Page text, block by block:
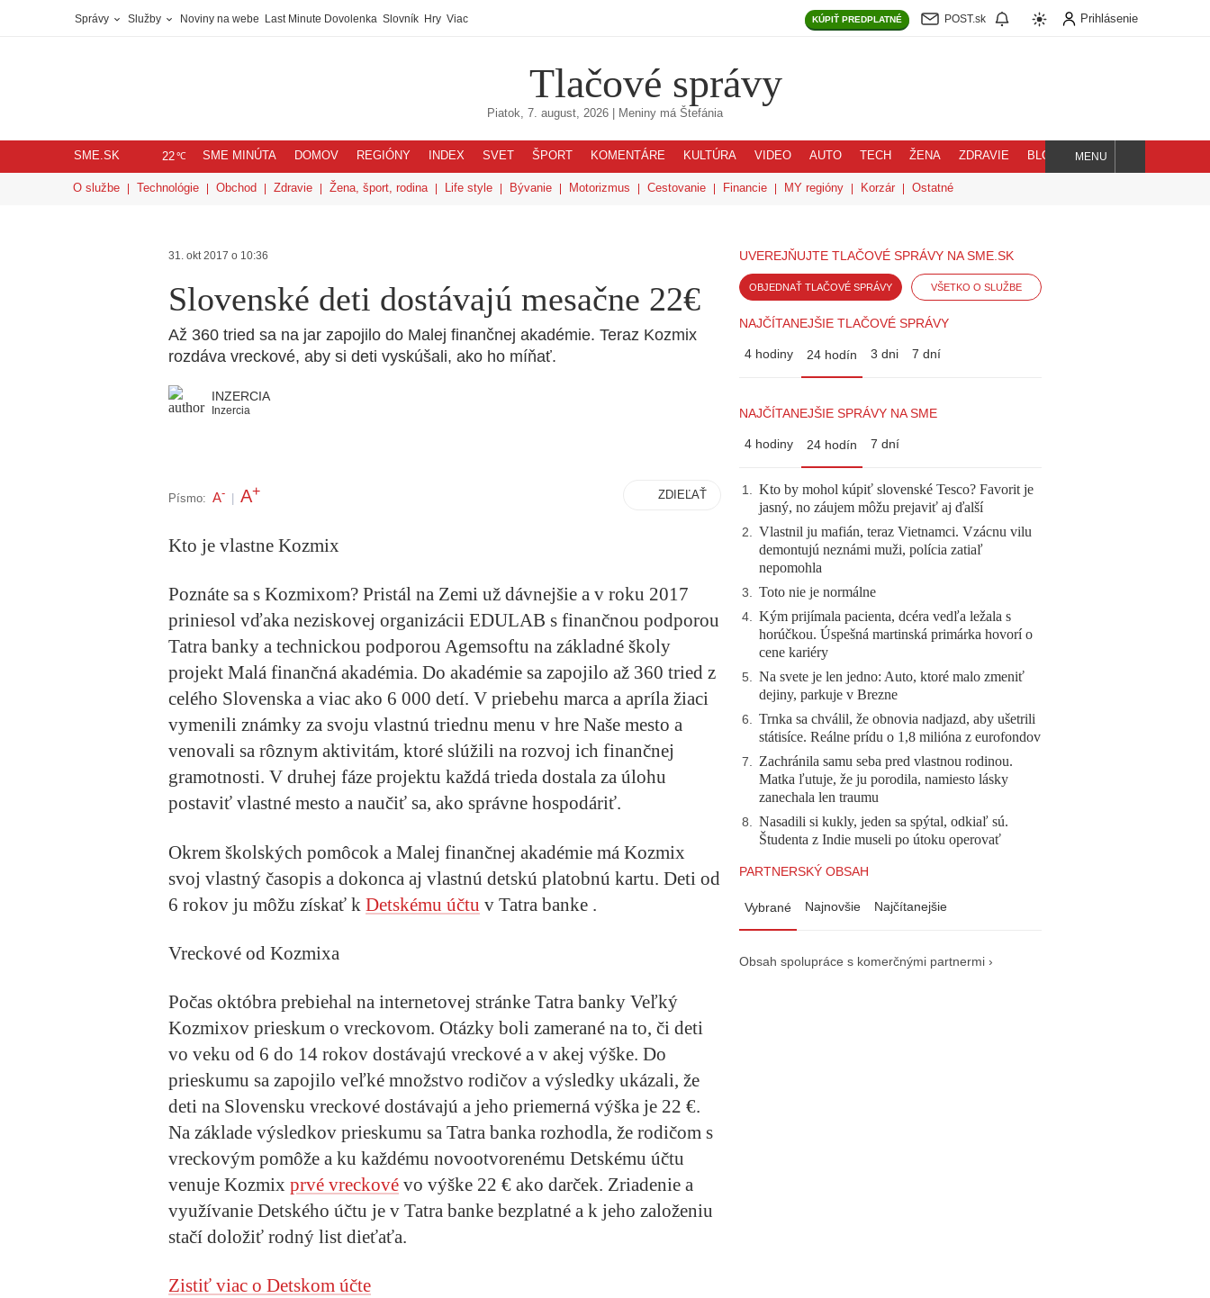
Správy Služby Noviny na webe Last Minute Dovolenka Slovník Hry Viac KÚPIŤ PREDPLATNÉ POST.sk Prihlásenie
Tlačové správy
Piatok, 7. august, 2026 | Meniny má Štefánia
SME.SK 22℃ SME MINÚTA DOMOV REGIÓNY INDEX SVET ŠPORT KOMENTÁRE KULTÚRA VIDEO AUTO TECH ŽENA ZDRAVIE BLOG
Hľadaj
MENU
O službe Technológie Obchod Zdravie Žena, šport, rodina Life style Bývanie Motorizmus Cestovanie Financie MY regióny Korzár Ostatné
31. okt 2017 o 10:36
Slovenské deti dostávajú mesačne 22€
Až 360 tried sa na jar zapojilo do Malej finančnej akadémie. Teraz Kozmix
rozdáva vreckové, aby si deti vyskúšali, ako ho míňať.
INZERCIA
Inzercia
Písmo: A- A+ ZDIEĽAŤ
Kto je vlastne Kozmix
Poznáte sa s Kozmixom? Pristál na Zemi už dávnejšie a v roku 2017
priniesol vďaka neziskovej organizácii EDULAB s finančnou podporou
Tatra banky a technickou podporou Agemsoftu na základné školy
projekt Malá finančná akadémia. Do akadémie sa zapojilo až 360 tried z
celého Slovenska a viac ako 6 000 detí. V priebehu marca a apríla žiaci
vymenili známky za svoju vlastnú triednu menu v hre Naše mesto a
venovali sa rôznym aktivitám, ktoré slúžili na rozvoj ich finančnej
gramotnosti. V druhej fáze projektu každá trieda dostala za úlohu
postaviť vlastné mesto a naučiť sa, ako správne hospodáriť.
Okrem školských pomôcok a Malej finančnej akadémie má Kozmix
svoj vlastný časopis a dokonca aj vlastnú detskú platobnú kartu. Deti od
6 rokov ju môžu získať k Detskému účtu v Tatra banke .
Vreckové od Kozmixa
Počas októbra prebiehal na internetovej stránke Tatra banky Veľký
Kozmixov prieskum o vreckovom. Otázky boli zamerané na to, či deti
vo veku od 6 do 14 rokov dostávajú vreckové a v akej výške. Do
prieskumu sa zapojilo veľké množstvo rodičov a výsledky ukázali, že
deti na Slovensku vreckové dostávajú a jeho priemerná výška je 22 €.
Na základe výsledkov prieskumu sa Tatra banka rozhodla, že rodičom s
vreckovým pomôže a ku každému novootvorenému Detskému účtu
venuje Kozmix prvé vreckové vo výške 22 € ako darček. Zriadenie a
využívanie Detského účtu je v Tatra banke bezplatné a k jeho založeniu
stačí doložiť rodný list dieťaťa.
Zistiť viac o Detskom účte
UVEREJŇUJTE TLAČOVÉ SPRÁVY NA SME.SK
OBJEDNAŤ TLAČOVÉ SPRÁVY VŠETKO O SLUŽBE
NAJČÍTANEJŠIE TLAČOVÉ SPRÁVY
4 hodiny 24 hodín 3 dni 7 dní
NAJČÍTANEJŠIE SPRÁVY NA SME
4 hodiny 24 hodín 7 dní
1. Kto by mohol kúpiť slovenské Tesco? Favorit je
jasný, no záujem môžu prejaviť aj ďalší
2. Vlastnil ju mafián, teraz Vietnamci. Vzácnu vilu
demontujú neznámi muži, polícia zatiaľ
nepomohla
3. Toto nie je normálne
4. Kým prijímala pacienta, dcéra vedľa ležala s
horúčkou. Úspešná martinská primárka hovorí o
cene kariéry
5. Na svete je len jedno: Auto, ktoré malo zmeniť
dejiny, parkuje v Brezne
6. Trnka sa chválil, že obnovia nadjazd, aby ušetrili
státisíce. Reálne prídu o 1,8 milióna z eurofondov
7. Zachránila samu seba pred vlastnou rodinou.
Matka ľutuje, že ju porodila, namiesto lásky
zanechala len traumu
8. Nasadili si kukly, jeden sa spýtal, odkiaľ sú.
Študenta z Indie museli po útoku operovať
PARTNERSKÝ OBSAH
Vybrané Najnovšie Najčítanejšie
Obsah spolupráce s komerčnými partnermi ›